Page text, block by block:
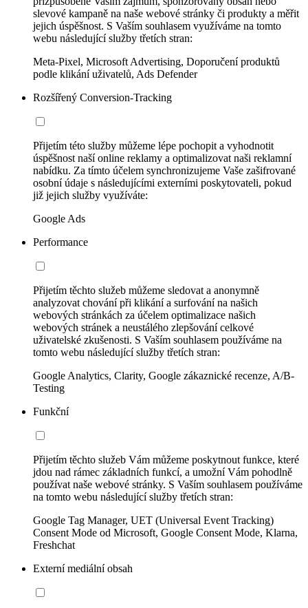
slevové kampaně na naše webové stránky či produkty a měřit
jejich úspěšnost. S Vaším souhlasem využíváme na tomto
webu následující služby třetích stran:
Meta-Pixel, Microsoft Advertising, Doporučení produktů
podle klikání uživatelů, Ads Defender
Rozšířený Conversion-Tracking
Přijetím této služby můžeme lépe pochopit a vyhodnotit
úspěšnost naší online reklamy a optimalizovat naši reklamní
nabídku. Za tímto účelem synchronizujeme Vaše zašifrované
osobní údaje s následujícími externími poskytovateli, pokud
již jejich služby využíváte:
Google Ads
Performance
Přijetím těchto služeb můžeme sledovat a anonymně
analyzovat chování při klikání a surfování na našich
webových stránkách za účelem optimalizace našich
webových stránek a neustálého zlepšování celkové
uživatelské zkušenosti. S Vaším souhlasem používáme na
tomto webu následující služby třetích stran:
Google Analytics, Clarity, Google zákaznické recenze, A/B-
Testing
Funkční
Přijetím těchto služeb Vám můžeme poskytnout funkce, které
jdou nad rámec základních funkcí, a umožní Vám pohodlně
používat naše webové stránky. S Vaším souhlasem používáme
na tomto webu následující služby třetích stran:
Google Tag Manager, UET (Universal Event Tracking)
Consent Mode od Microsoft, Google Consent Mode, Klarna,
Freshchat
Externí mediální obsah